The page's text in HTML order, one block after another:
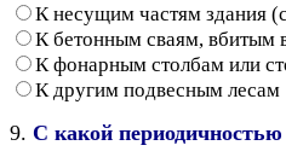
К несущим частям здания
К бетонным сваям, вбитым
К фонарным столбам или
К другим подвесным лесам
9. С какой